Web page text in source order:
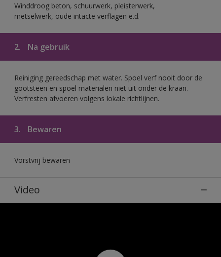
Winddroog beton, schuurwerk, pleisterwerk,
metselwerk, oude intacte verflagen e.d.
2. Na gebruik
Reiniging gereedschap met water. Spoel verf nooit door de
gootsteen en spoel materialen niet uit onder de kraan.
Verfresten afvoeren volgens lokale richtlijnen.
3. Bewaren
Vorstvrij bewaren
Video